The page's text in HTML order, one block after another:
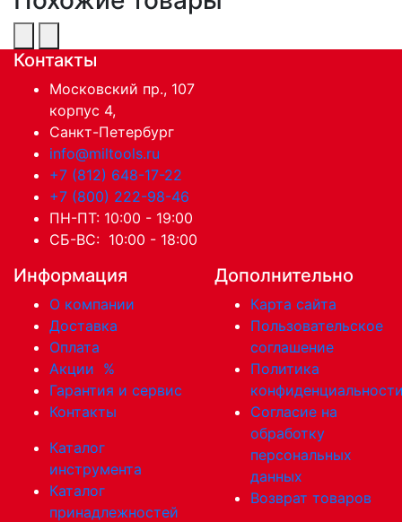
Контакты
Московский пр., 107
корпус 4,
Санкт-Петербург
info@miltools.ru
+7 (812) 648-17-22
+7 (800) 222-98-46
ПН-ПТ: 10:00 - 19:00
СБ-ВС: 10:00 - 18:00
Информация
О компании
Доставка
Оплата
Акции %
Гарантия и сервис
Контакты
Каталог
инструмента
Каталог
принадлежностей
Дополнительно
Карта сайта
Пользовательское
соглашение
Политика
Согласие на
обработку
персональных
данных
Возврат товаров